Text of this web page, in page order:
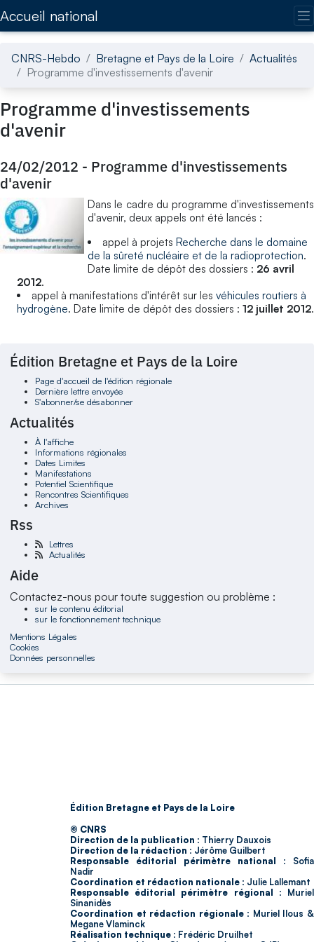
Accueil national
CNRS-Hebdo Bretagne et Pays de la Loire
Actualités
Programme d'investissements d'avenir
Programme d'investissements
d'avenir
24/02/2012 - Programme d'investissements
d'avenir
Dans le cadre du programme d'investissements
d'avenir, deux appels ont été lancés :
appel à projetsRecherche dans le domaine
de la sûreté nucléaire et de la radioprotection.
Date limite de dépôt des dossiers : 26 avril
2012.
appel à manifestations d'intérêt sur lesvéhicules routiers à
hydrogène. Date limite de dépôt des dossiers : 12 juillet 2012.
Édition Bretagne et Pays de la Loire
Page d'accueil de l'édition régionale
Dernière lettre envoyée
S'abonner/se désabonner
Actualités
À l'affiche
Informations régionales
Dates Limites
Manifestations
Potentiel Scientifique
Rencontres Scientifiques
Archives
Rss
Lettres
Actualités
Aide
Contactez-nous pour toute suggestion ou problème :
sur le contenu éditorial
sur le fonctionnement technique
Mentions Légales
Cookies
Données personnelles
Édition Bretagne et Pays de la Loire
© CNRS
Direction de la publication : Thierry Dauxois
Direction de la rédaction : Jérôme Guilbert
Responsable éditorial périmètre national : Sofia
Nadir
Coordination et rédaction nationale : Julie Lallemant
Responsable éditorial périmètre régional : Muriel
Sinanidès
Coordination et rédaction régionale : Muriel Ilous &
Megane Vlaminck
Réalisation technique : Frédéric Druilhet